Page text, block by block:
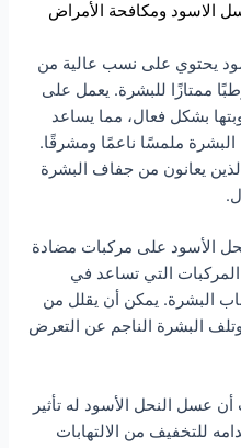
الاسود ومكافحة الأمراض
يحتوي على نسب عالية من
ممتازًا للبشرة. يعمل على
بشكل فعال، مما يساعد
ملمسًا ناعمًا ومشرقًا.
يعانون من جفاف البشرة
الأسود على مركبات مضادة
التي تساعد في
البشرة. يمكن أن يقلل من
البشرة الناجم عن التعرض
عسل النحل الأسود له تأثير
للتخفيف من الالتهابات